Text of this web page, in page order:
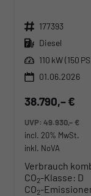
Fahrzeugnr. 177393
Kraftstoff Diesel
Leistung 110 kW (150
01.06.2026
38.790,– €
UVP:49.930,– €
incl. 20% MwSt.
inkl. NoVA
Verbrauch
CO2-Klasse: D
CO2-